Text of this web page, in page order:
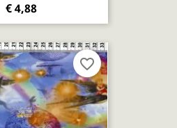
€ 4,88
favorite_border